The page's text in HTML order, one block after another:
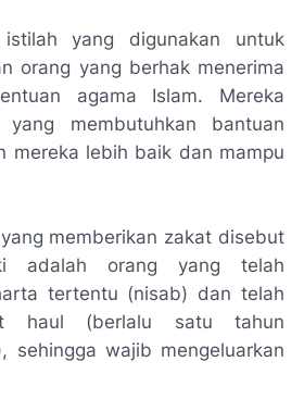
yang digunakan untuk
orang yang berhak menerima
agama Islam. Mereka
yang membutuhkan bantuan
mereka lebih baik dan mampu
memberikan zakat disebut
adalah orang yang telah
tertentu (nisab) dan telah
haul (berlalu satu tahun
sehingga wajib mengeluarkan